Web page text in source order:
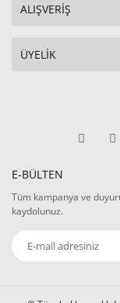
ALIŞVERİŞ
ÜYELİK
E-BÜLTEN
Tüm kampanya ve
kaydolunuz.